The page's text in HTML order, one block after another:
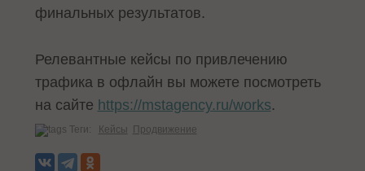
финальных результатов.
Релевантные кейсы по привлечению
трафика в офлайн вы можете посмотреть
на сайте https://mstagency.ru/works.
Теги: Кейсы Продвижение